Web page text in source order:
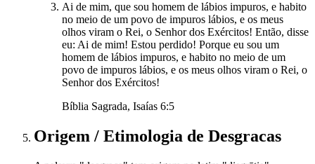
Ai de mim, que sou homem de lábios impuros, e habito
no meio de um povo de impuros lábios, e os meus
olhos viram o Rei, o Senhor dos Exércitos! Então, disse
eu: Ai de mim! Estou perdido! Porque eu sou um
homem de lábios impuros, e habito no meio de um
povo de impuros lábios, e os meus olhos viram o Rei, o
Senhor dos Exércitos!
Bíblia Sagrada, Isaías 6:5
Origem / Etimologia de Desgracas